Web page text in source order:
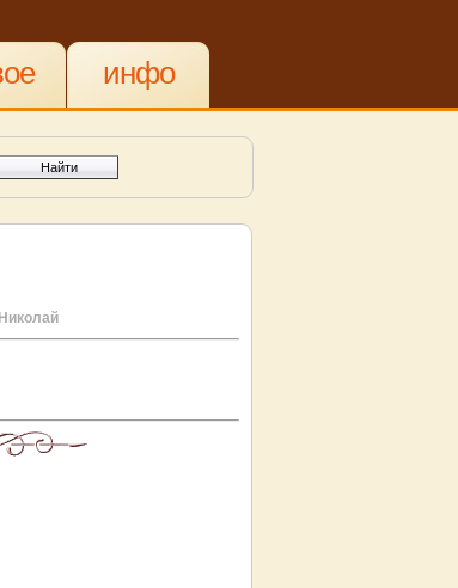
инфо